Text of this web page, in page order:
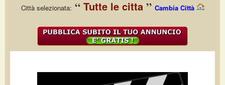
Città selezionata: Tutte le citta Cambia Città